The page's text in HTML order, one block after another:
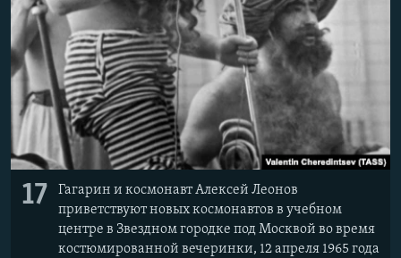
17
Гагарин и космонавт Алексей Леонов
приветствуют новых космонавтов в учебном
центре в Звездном городке под Москвой во время
костюмированной вечеринки, 12 апреля 1965 года